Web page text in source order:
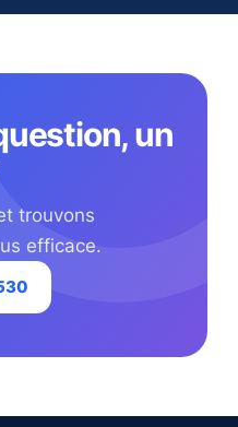
un
trouvons
efficace.